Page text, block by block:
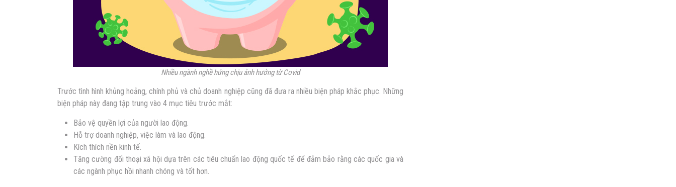
Nhiều ngành nghề hứng chịu ảnh hưởng từ Covid
Trước tình hình khủng hoảng, chính phủ và chủ doanh nghiệp cũng đã đưa ra nhiều biện pháp khắc phục. Những
biện pháp này đang tập trung vào 4 mục tiêu trước mắt:
Bảo vệ quyền lợi của người lao động.
Hỗ trợ doanh nghiệp, việc làm và lao động.
Kích thích nền kinh tế.
Tăng cường đối thoại xã hội dựa trên các tiêu chuẩn lao động quốc tế để đảm bảo rằng các quốc gia và
các ngành phục hồi nhanh chóng và tốt hơn.